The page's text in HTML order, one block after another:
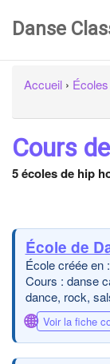
Danse
Accueil › Écoles
Cours
5 écoles de hip
École de
École créée en
Cours : danse
dance, rock,
🌐 Voir la fiche